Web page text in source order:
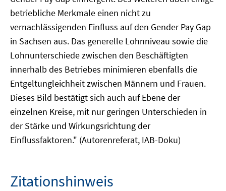
betriebliche Merkmale einen nicht zu
vernachlässigenden Einfluss auf den Gender Pay Gap
in Sachsen aus. Das generelle Lohnniveau sowie die
Lohnunterschiede zwischen den Beschäftigten
innerhalb des Betriebes minimieren ebenfalls die
Entgeltungleichheit zwischen Männern und Frauen.
Dieses Bild bestätigt sich auch auf Ebene der
einzelnen Kreise, mit nur geringen Unterschieden in
der Stärke und Wirkungsrichtung der
Einflussfaktoren." (Autorenreferat, IAB-Doku)
Zitationshinweis